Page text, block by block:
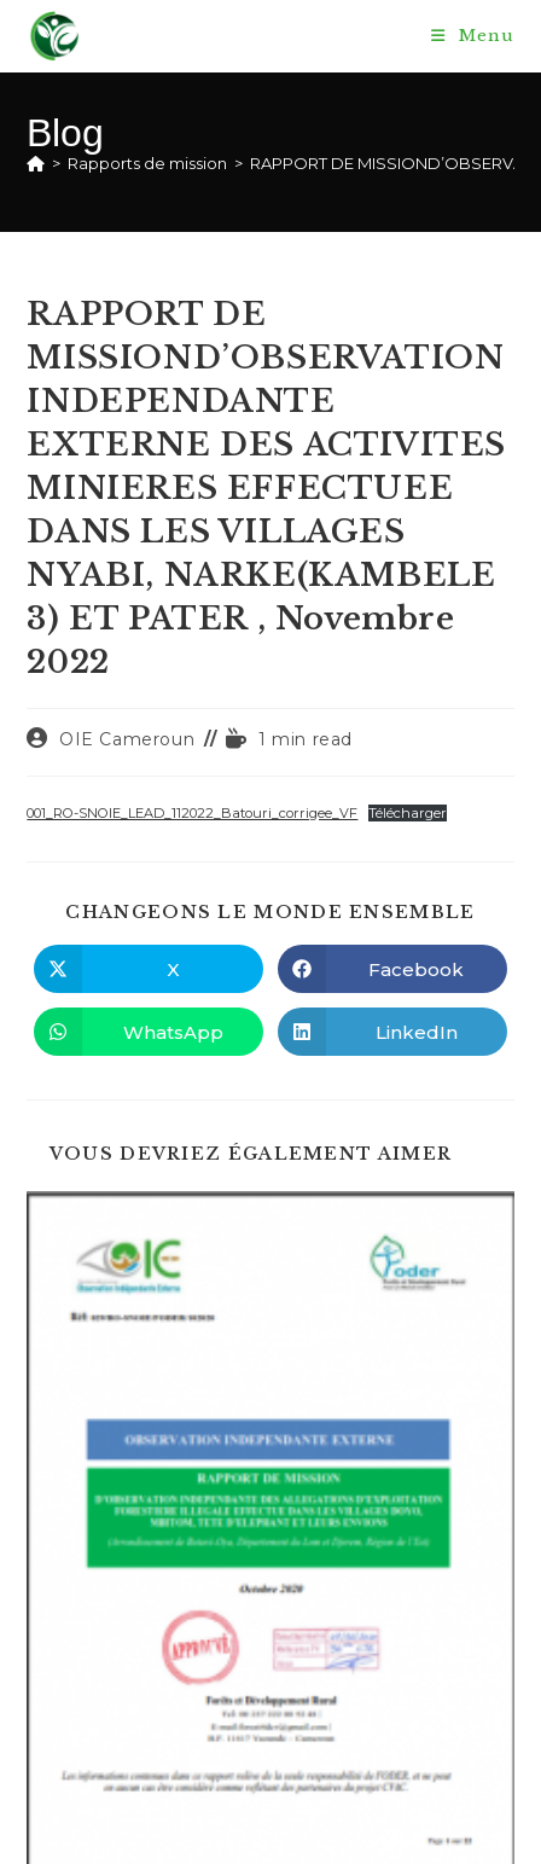
content
Menu
Blog
> Rapports de mission > RAPPORT DE
RAPPORT DE
MISSIOND’OBSERVATION
INDEPENDANTE
EXTERNE DES ACTIVITES
MINIERES EFFECTUEE
DANS LES VILLAGES
NYABI, NARKE(KAMBELE
3) ET PATER , Novembre
2022
Auteur/autrice
publication :
OIE Cameroun
Temps1 min read
001_RO-SNOIE_LEAD_112022_Batouri_corrigee_VF Télécharger
CHANGEONS LE MONDE ENSEMBLE
Ouvrir
dans
une
autre
fenêtre
X Ouvrir
dans
une
autre
fenêtre
Facebook
Ouvrir
dans
WhatsApp Ouvrir
dans
LinkedIn
VOUS DEVRIEZ ÉGALEMENT AIMER